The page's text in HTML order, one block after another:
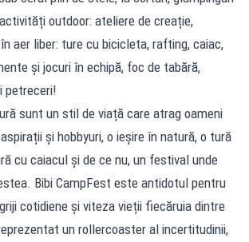
outdoor: ateliere de creație,
aer liber: ture cu bicicleta, rafting, caiac,
și jocuri în echipă, foc de tabără,
petreceri!
sunt un stil de viață care atrag oameni
și hobbyuri, o ieșire în natură, o tură
cu caiacul și de ce nu, un festival unde
Bibi CampFest este antidotul pentru
cotidiene și viteza vieții fiecăruia dintre
un rollercoaster al incertitudinii,